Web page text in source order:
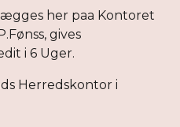
her paa Kontoret
gives
i 6 Uger.
i